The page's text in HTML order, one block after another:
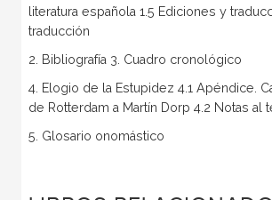
literatura española 1.5 Ediciones y
traducción
2. Bibliografía 3. Cuadro cronológico
4. Elogio de la Estupidez 4.1 Apéndice.
de Rotterdam a Martín Dorp 4.2 Notas al
5. Glosario onomástico